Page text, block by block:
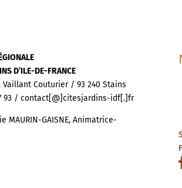
D’ILE-DE-FRANCE
Vaillant Couturier / 93 240 Stains
93 / contact[@]citesjardins-idf[.]fr
MAURIN-GAISNE, Animatrice-